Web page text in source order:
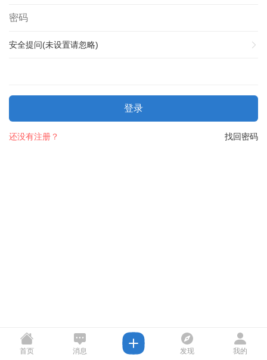
安全提问(未设置请忽略)
登录
找回密码
还没有注册？
首页 消息 发现 我的